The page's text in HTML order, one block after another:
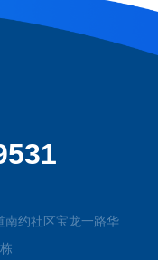
南约社区宝龙一路华